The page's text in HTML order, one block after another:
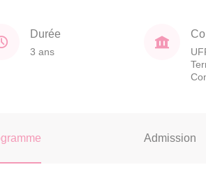
Durée
3 ans
Admission